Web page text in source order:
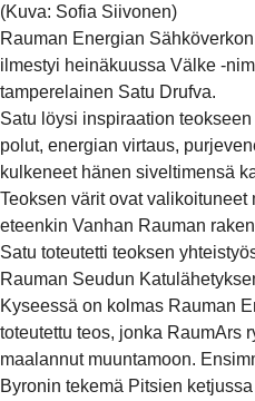
(Kuva: Sofia Siivonen)
Rauman Energian
ilmestyi heinäkuussa Välke -
tamperelainen Satu Drufva.
Satu löysi inspiraation
polut, energian virtaus,
kulkeneet hänen siveltimensä
Teoksen värit ovat
eteenkin Vanhan Rauman
Satu toteutetti teoksen
Rauman Seudun
Kyseessä on kolmas Rauman
toteutettu teos, jonka RaumArs
maalannut muuntamoon.
Byronin tekemä Pitsien